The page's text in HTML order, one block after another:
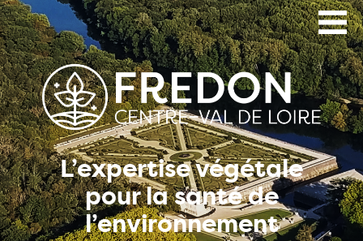
Aller
au
contenu
principal
L’expertise végétale
pour la santé de
l’environnement